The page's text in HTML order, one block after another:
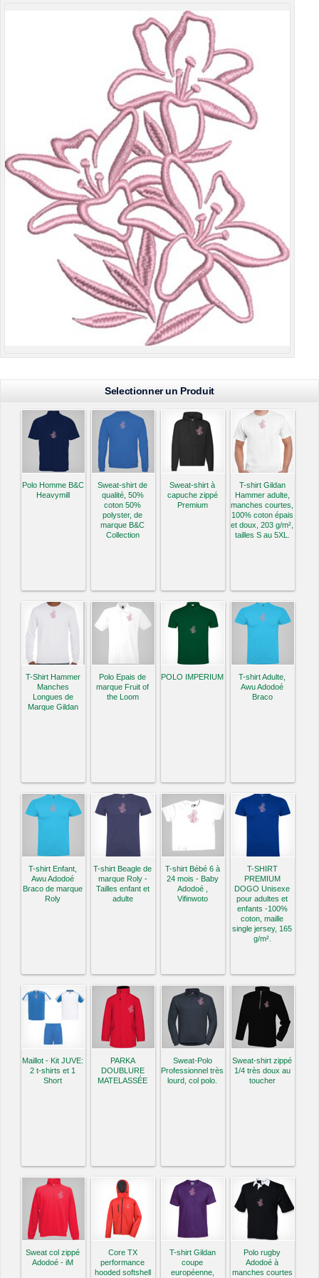
Selectionner un Produit
Polo Homme B&C
Heavymill
Sweat-shirt de
qualité, 50%
coton 50%
polyster, de
marque B&C
Collection
Sweat-shirt à
capuche zippé
Premium
T-shirt Gildan
Hammer adulte,
manches courtes,
100% coton épais
et doux, 203 g/m²,
tailles S au 5XL.
T-Shirt Hammer
Manches
Longues de
Marque Gildan
Polo Epais de
marque Fruit of
the Loom
POLO IMPERIUM
T-shirt Adulte,
Awu Adodoé
Braco
T-shirt Enfant,
Awu Adodoé
Braco de marque
Roly
T-shirt Beagle de
marque Roly -
Tailles enfant et
adulte
T-shirt Bébé 6 à
24 mois - Baby
Adodoé ,
Vifinwoto
T-SHIRT
PREMIUM
DOGO Unisexe
pour adultes et
enfants -100%
coton, maille
single jersey, 165
g/m².
Maillot - Kit JUVE:
2 t-shirts et 1
Short
PARKA
DOUBLURE
MATELASSÉE
Sweat-Polo
Professionnel très
lourd, col polo.
Sweat-shirt zippé
1/4 très doux au
toucher
Sweat col zippé
Adodoé - iM
Core TX
performance
hooded softshell
T-shirt Gildan
coupe
européenne,
Polo rugby
Adodoé à
manches courtes